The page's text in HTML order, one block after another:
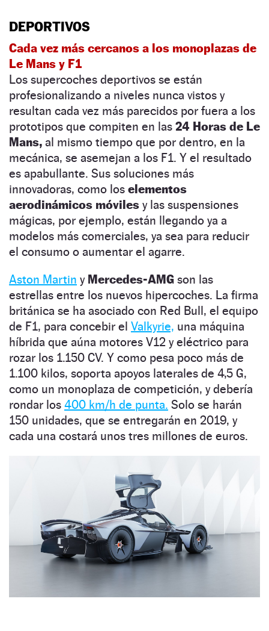
DEPORTIVOS
Cada vez más cercanos a los monoplazas de
Le Mans y F1
Los supercoches deportivos se están
profesionalizando a niveles nunca vistos y
resultan cada vez más parecidos por fuera a los
prototipos que compiten en las 24 Horas de Le
Mans, al mismo tiempo que por dentro, en la
mecánica, se asemejan a los F1. Y el resultado
es apabullante. Sus soluciones más
innovadoras, como los elementos
aerodinámicos móviles y las suspensiones
mágicas, por ejemplo, están llegando ya a
modelos más comerciales, ya sea para reducir
el consumo o aumentar el agarre.
Aston Martin y Mercedes-AMG son las
estrellas entre los nuevos hipercoches. La firma
británica se ha asociado con Red Bull, el equipo
de F1, para concebir el Valkyrie, una máquina
híbrida que aúna motores V12 y eléctrico para
rozar los 1.150 CV. Y como pesa poco más de
1.100 kilos, soporta apoyos laterales de 4,5 G,
como un monoplaza de competición, y debería
rondar los 400 km/h de punta. Solo se harán
150 unidades, que se entregarán en 2019, y
cada una costará unos tres millones de euros.